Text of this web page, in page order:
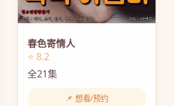
春色寄情人
⭐ 8.2
全21集
📌 想看/预约